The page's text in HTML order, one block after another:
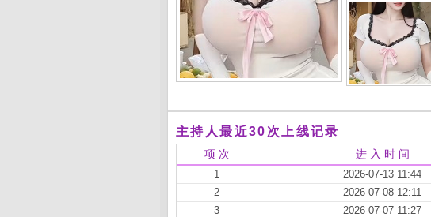
主持人最近30次上线记录
项 次 进 入 时 间
1 2026-07-13 11:44
2
2026-07-08 12:11
3
2026-07-07 11:27